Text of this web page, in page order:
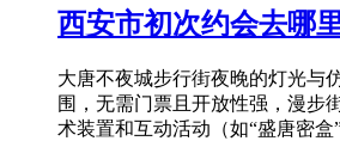
西安市初次约会去哪
大唐不夜城步行街夜晚的灯光与
围，无需门票且开放性强，漫步
术装置和互动活动（如“盛唐密盒